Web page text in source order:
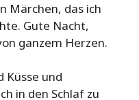
Märchen, das ich
Gute Nacht,
ganzem Herzen.
Küsse und
in den Schlaf zu